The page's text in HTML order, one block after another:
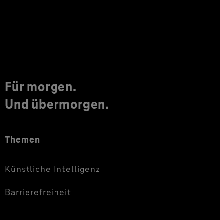
Für morgen.
Und übermorgen.
Themen
Künstliche Intelligenz
Barrierefreiheit